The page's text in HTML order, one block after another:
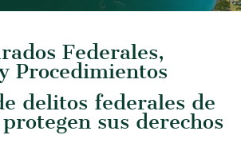
Federales,
Procedimientos
delitos federales de
sus derechos